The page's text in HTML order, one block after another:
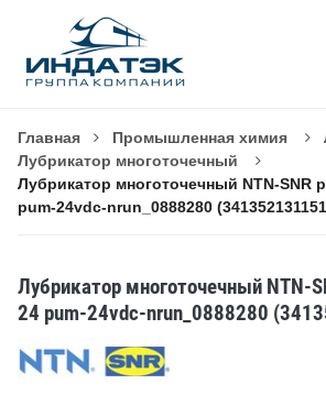
Главная Промышленная химия
Лубрикатор многоточечный
Лубрикатор многоточечный NTN-SNR
pum-24vdc-nrun_0888280
Лубрикатор многоточечный NTN-
24 pum-24vdc-nrun_0888280